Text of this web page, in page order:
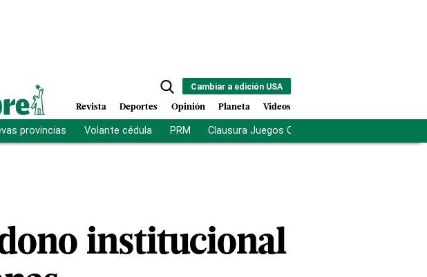
Cambiar a edición USA
Revista Deportes Opinión Planeta Videos
provincias Volante cédula PRM Clausura Juegos Centroamericanos
institucional